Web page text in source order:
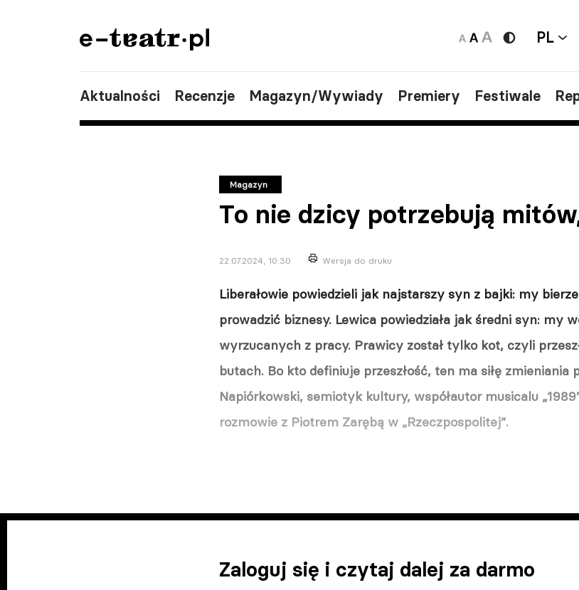
PL
Aktualności Recenzje Magazyn/Wywiady Premiery Festiwale
Magazyn
To nie dzicy potrzebują
22.07.2024, 10:30 Wersja do druku
Liberałowie powiedzieli jak najstarszy syn z bajki: my
prowadzić biznesy. Lewica powiedziała jak średni syn: my
wyrzucanych z pracy. Prawicy został tylko kot, czyli
butach. Bo kto definiuje przeszłość, ten ma siłę zmieniania
Napiórkowski, semiotyk kultury, współautor musicalu
rozmowie z Piotrem Zarębą w „Rzeczpospolitej”.
Zaloguj się i czytaj dalej za darmo